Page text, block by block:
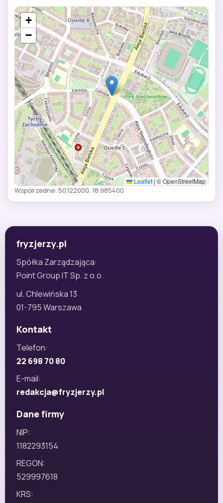
+
−
Leaflet| © OpenStreetMap
Wspolrzedne: 50.122000, 18.985400
fryzjerzy.pl
Spółka Zarządzająca:
Point Group IT Sp. z o.o.
ul. Chlewińska 13
01-795 Warszawa
Kontakt
Telefon:
22 698 70 80
E-mail:
redakcja@fryzjerzy.pl
Dane firmy
NIP:
1182293154
REGON:
529997618
KRS: